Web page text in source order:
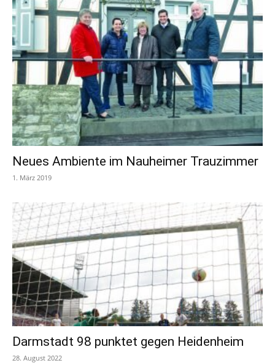
Neues Ambiente im Nauheimer Trauzimmer
1. März 2019
Darmstadt 98 punktet gegen Heidenheim
28. August 2022